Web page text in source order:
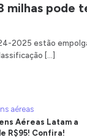
milhas pode
2025 estão
[…]
aéreas
Aéreas Latam a
R$95! Confira!